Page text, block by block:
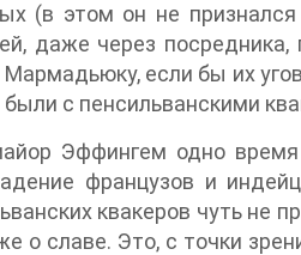
(в этом он не
даже через
если бы их
были с пенсильванскими
Эффингем одно время
французов и
квакеров чуть не
о славе. Это, с точки